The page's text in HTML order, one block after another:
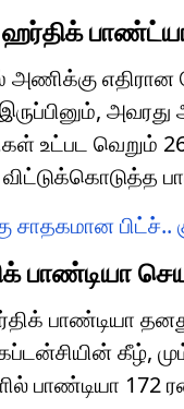
எதிரான
உட்பட
சாதகமான
பாண்டியா
பாண்டியா
கீழ்,
பாண்டியா 172